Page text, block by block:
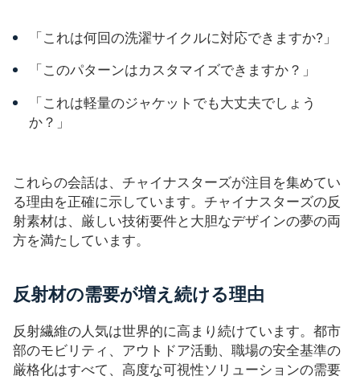
「これは何回の洗濯サイクルに対応できますか?」
「このパターンはカスタマイズできますか？」
「これは軽量のジャケットでも大丈夫でしょう
か？」
これらの会話は、チャイナスターズが注目を集めてい
る理由を正確に示しています。チャイナスターズの反
射素材は、厳しい技術要件と大胆なデザインの夢の両
方を満たしています。
反射材の需要が増え続ける理由
反射繊維の人気は世界的に高まり続けています。都市
部のモビリティ、アウトドア活動、職場の安全基準の
厳格化はすべて、高度な可視性ソリューションの需要